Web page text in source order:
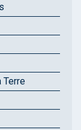
Terre